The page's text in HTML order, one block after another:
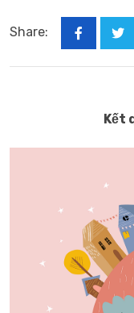
Share:
Kết